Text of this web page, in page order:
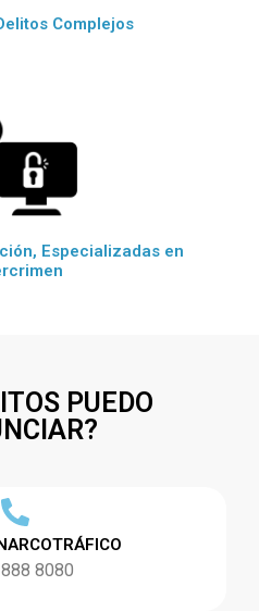
Complejos
Especializadas en
PUEDO
8080